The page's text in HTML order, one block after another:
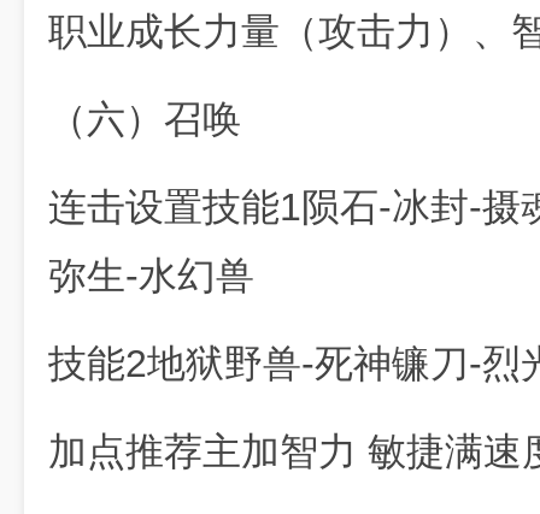
职业成长力量（攻击力）、
（六）召唤
连击设置技能1陨石-冰封-摄
弥生-水幻兽
技能2地狱野兽-死神镰刀-烈
加点推荐主加智力 敏捷满